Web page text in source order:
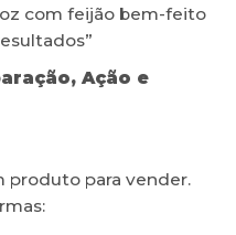
com feijão bem-feito
Ação e
produto para vender.